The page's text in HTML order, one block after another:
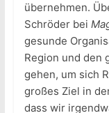
übernehmen.
Schröder bei
gesunde
Region und den
gehen, um sich
großes Ziel in
dass wir